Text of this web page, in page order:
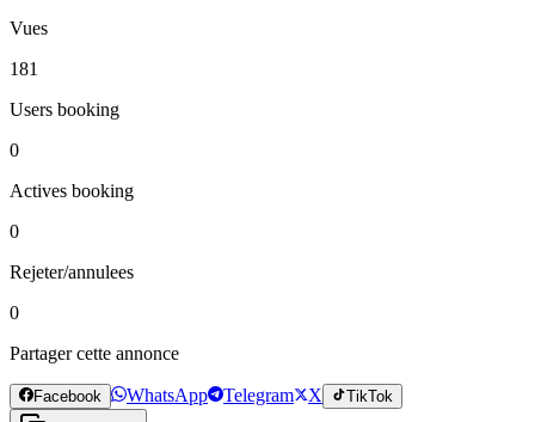
Vues
181
Users booking
0
Actives booking
0
Rejeter/annulees
0
Partager cette annonce
Facebook WhatsApp Telegram X TikTok